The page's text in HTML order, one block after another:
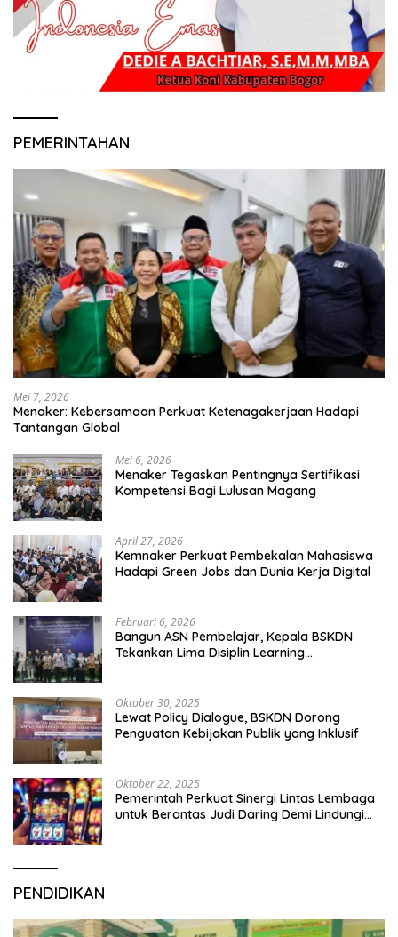
PEMERINTAHAN
Mei 7, 2026
Menaker: Kebersamaan Perkuat Ketenagakerjaan Hadapi
Tantangan Global
Mei 6, 2026
Menaker Tegaskan Pentingnya Sertifikasi
Kompetensi Bagi Lulusan Magang
April 27, 2026
Kemnaker Perkuat Pembekalan Mahasiswa
Hadapi Green Jobs dan Dunia Kerja Digital
Februari 6, 2026
Bangun ASN Pembelajar, Kepala BSKDN
Tekankan Lima Disiplin Learning
Oktober 30, 2025
Lewat Policy Dialogue, BSKDN Dorong
Penguatan Kebijakan Publik yang Inklusif
Oktober 22, 2025
Pemerintah Perkuat Sinergi Lintas Lembaga
untuk Berantas Judi Daring Demi Lindungi
PENDIDIKAN